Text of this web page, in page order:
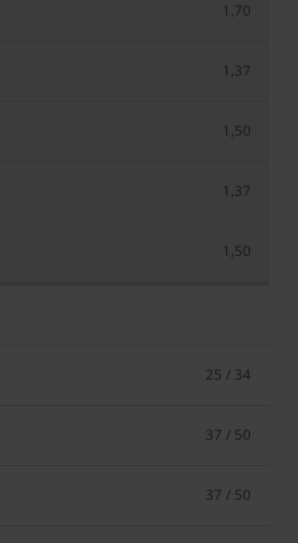
1,70
1,37
1,50
1,37
1,50
25 / 34
37 / 50
37 / 50